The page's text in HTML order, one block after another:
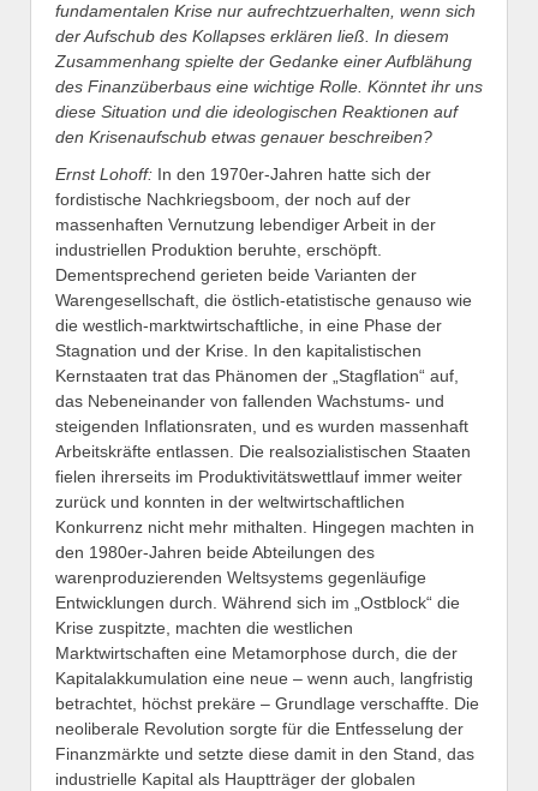
fundamentalen Krise nur aufrechtzuerhalten, wenn sich
der Aufschub des Kollapses erklären ließ. In diesem
Zusammenhang spielte der Gedanke einer Aufblähung
des Finanzüberbaus eine wichtige Rolle. Könntet ihr uns
diese Situation und die ideologischen Reaktionen auf
den Krisenaufschub etwas genauer beschreiben?
Ernst Lohoff: In den 1970er-Jahren hatte sich der
fordistische Nachkriegsboom, der noch auf der
massenhaften Vernutzung lebendiger Arbeit in der
industriellen Produktion beruhte, erschöpft.
Dementsprechend gerieten beide Varianten der
Warengesellschaft, die östlich-etatistische genauso wie
die westlich-marktwirtschaftliche, in eine Phase der
Stagnation und der Krise. In den kapitalistischen
Kernstaaten trat das Phänomen der „Stagflation“ auf,
das Nebeneinander von fallenden Wachstums- und
steigenden Inflationsraten, und es wurden massenhaft
Arbeitskräfte entlassen. Die realsozialistischen Staaten
fielen ihrerseits im Produktivitätswettlauf immer weiter
zurück und konnten in der weltwirtschaftlichen
Konkurrenz nicht mehr mithalten. Hingegen machten in
den 1980er-Jahren beide Abteilungen des
warenproduzierenden Weltsystems gegenläufige
Entwicklungen durch. Während sich im „Ostblock“ die
Krise zuspitzte, machten die westlichen
Marktwirtschaften eine Metamorphose durch, die der
Kapitalakkumulation eine neue – wenn auch, langfristig
betrachtet, höchst prekäre – Grundlage verschaffte. Die
neoliberale Revolution sorgte für die Entfesselung der
Finanzmärkte und setzte diese damit in den Stand, das
industrielle Kapital als Hauptträger der globalen